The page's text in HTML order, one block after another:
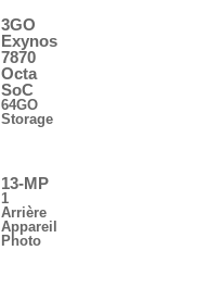
3GO
Exynos
7870
Octa
SoC
64GO
Storage
13-MP
1
Arrière
Appareil
Photo